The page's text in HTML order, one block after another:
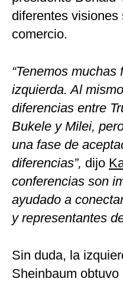
diferentes
comercio.
“Tenemos muchas
izquierda. Al
diferencias entre
Bukele y Milei,
una fase de
diferencias”, dijo
conferencias son
ayudado a
y representantes
Sin duda, la
Sheinbaum